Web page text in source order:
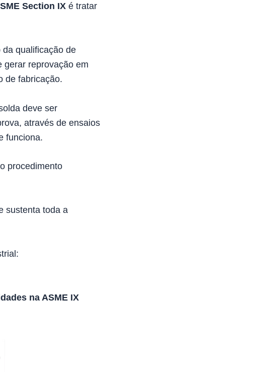
Section IXé tratar
qualificação de
gerar reprovação em
de fabricação.
deve ser
através de ensaios
funciona.
procedimento
sustenta toda a
na ASME IX